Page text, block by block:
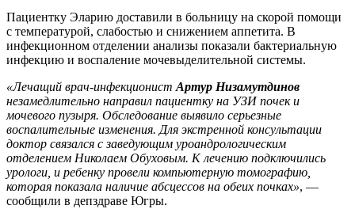
Пациентку Эларию доставили в больницу на скорой помощи
с температурой, слабостью и снижением аппетита. В
инфекционном отделении анализы показали бактериальную
инфекцию и воспаление мочевыделительной системы.
«Лечащий врач-инфекционист Артур Низамутдинов
незамедлительно направил пациентку на УЗИ почек и
мочевого пузыря. Обследование выявило серьезные
воспалительные изменения. Для экстренной консультации
доктор связался с заведующим уроандрологическим
отделением Николаем Обуховым. К лечению подключились
урологи, и ребенку провели компьютерную томографию,
которая показала наличие абсцессов на обеих почках», —
сообщили в депздраве Югры.